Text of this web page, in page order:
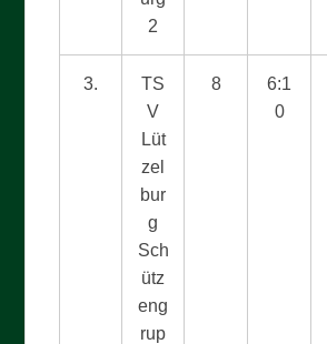
2
3.
TS
V
Lüt
zel
bur
g
Sch
ütz
eng
rup
8
6:1
0